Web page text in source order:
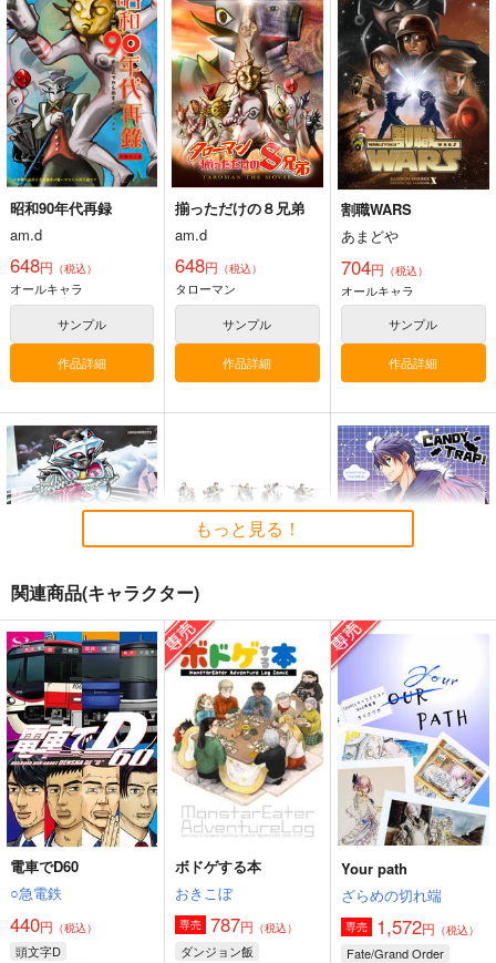
昭和90年代再録
am.d
648円 （税込）
オールキャラ
サンプル
作品詳細
揃っただけの８兄弟
am.d
648円 （税込）
タローマン
サンプル
作品詳細
割職WARS
あまどや
704円 （税込）
オールキャラ
サンプル
作品詳細
ナナーシャ
ウラシマモト
550円（税込）
サンプル
作品詳細
JOBSWAP COLLECT
ION
きゅうりとおくら
2,530円（税込）
オールキャラ
サンプル
作品詳細
CANDY TRAP!
ChaosMode
715円（税込）
オールキャラ
サンプル
作品詳細
もっと見る！
関連商品(キャラクター)
電車でD60
○急電鉄
440円 （税込）
頭文字D
ボドゲする本
おきこぼ
専売 787円 （税込）
ダンジョン飯
Your path
ざらめの切れ端
専売 1,572円 （税込）
Fate/Grand Order